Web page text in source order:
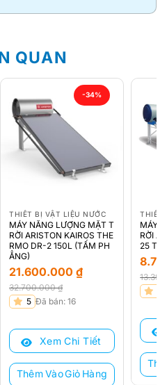
QUAN
-34%
THIẾT BỊ VẬT LIỆU NƯỚC
MÁY NĂNG LƯỢNG MẶT T
RỜI ARISTON KAIROS THE
RMO DR-2 150L (TẤM PH
ẲNG)
32.700.000₫
Giá
là:
32.700.000 ₫.
21.600.000₫
Giá
tại
21.600.000 ₫.
5 Đã bán: 16
Xem Chi Tiết
Thêm Vào Giỏ Hàng
THIẾT
MÁY
RỜI
25
Giá
là:
Giá
tại